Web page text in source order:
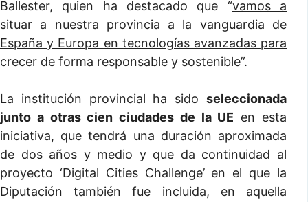
Ballester, quien ha destacado que “vamos a
situar a nuestra provincia a la vanguardia de
España y Europa en tecnologías avanzadas para
crecer de forma responsable y sostenible”.
La institución provincial ha sido seleccionada
junto a otras cien ciudades de la UE en esta
iniciativa, que tendrá una duración aproximada
de dos años y medio y que da continuidad al
proyecto ‘Digital Cities Challenge’ en el que la
Diputación también fue incluida, en aquella